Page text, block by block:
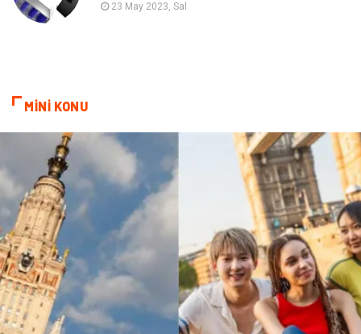
Kına Gecesi genel blog
Sigorta Veteriner
kadınlar ve takı sağlık
23 May 2023, Sal
MİNİ KONU